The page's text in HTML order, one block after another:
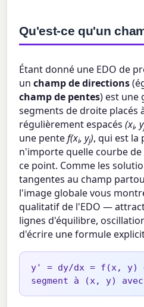
Qu'est-ce qu'un
Étant donné une EDO de
unchamp de directions
champ de pentes) est une
segments de droite placés
régulièrement espacés(xi, y
une pentef(xi, yj), qui est la
n'importe quelle courbe
ce point. Comme les
tangentes au champ
l'image globale vous
qualitatif de l'EDO —
lignes d'équilibre,
d'écrire une formule
y' = dy/dx = f(x, y)
segment à (x, y)